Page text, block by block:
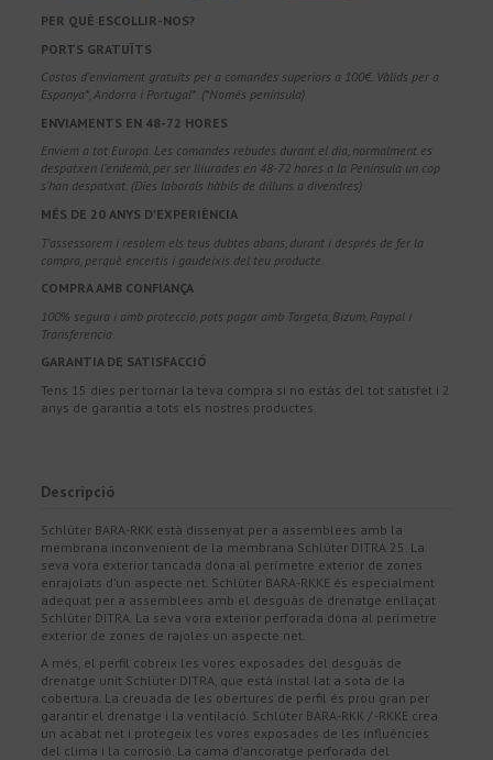
PER QUÈ ESCOLLIR-NOS?
PORTS GRATUÏTS
Costos d'enviament gratuïts per a comandes superiors a 100€. Vàlids per a
Espanya*, Andorra i Portugal*. (*Només península)
ENVIAMENTS EN 48-72 HORES
Enviem a tot Europa. Les comandes rebudes durant el dia, normalment es
despatxen l'endemà, per ser lliurades en 48-72 hores a la Península un cop
s'han despatxat. (Dies laborals hàbils de dilluns a divendres)
MÉS DE 20 ANYS D'EXPERIÈNCIA
T'assessorem i resolem els teus dubtes abans, durant i després de fer la
compra, perquè encertis i gaudeixis del teu producte.
COMPRA AMB CONFIANÇA
100% segura i amb protecció, pots pagar amb Targeta, Bizum, Paypal i
Transferencia.
GARANTIA DE SATISFACCIÓ
Tens 15 dies per tornar la teva compra si no estàs del tot satisfet i 2
anys de garantia a tots els nostres productes.
Descripció
Schlüter BARA-RKK està dissenyat per a assemblees amb la
membrana inconvenient de la membrana Schlüter DITRA 25. La
seva vora exterior tancada dóna al perímetre exterior de zones
enrajolats d'un aspecte net. Schlüter BARA-RKKE és especialment
adequat per a assemblees amb el desguàs de drenatge enllaçat
Schlüter DITRA. La seva vora exterior perforada dóna al perímetre
exterior de zones de rajoles un aspecte net.
A més, el perfil cobreix les vores exposades del desguàs de
drenatge unit Schlüter DITRA, que està instal·lat a sota de la
cobertura. La creuada de les obertures de perfil és prou gran per
garantir el drenatge i la ventilació. Schlüter BARA-RKK / -RKKE crea
un acabat net i protegeix les vores exposades de les influències
del clima i la corrosió. La cama d'ancoratge perforada del